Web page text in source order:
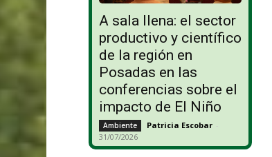
A sala llena: el sector
productivo y científico
de la región en
Posadas en las
conferencias sobre el
impacto de El Niño
Ambiente Patricia Escobar -
31/07/2026